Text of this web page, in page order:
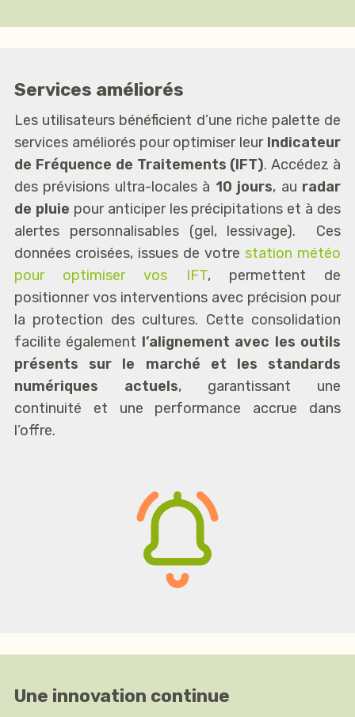
Services améliorés
Les utilisateurs bénéficient d’une riche palette de
services améliorés pour optimiser leur Indicateur
de Fréquence de Traitements (IFT). Accédez à
des prévisions ultra-locales à 10 jours, au radar
de pluie pour anticiper les précipitations et à des
alertes personnalisables (gel, lessivage). Ces
données croisées, issues de votre station météo
pour optimiser vos IFT, permettent de
positionner vos interventions avec précision pour
la protection des cultures. Cette consolidation
facilite également l’alignement avec les outils
présents sur le marché et les standards
numériques actuels, garantissant une
continuité et une performance accrue dans
l’offre.
Une innovation continue